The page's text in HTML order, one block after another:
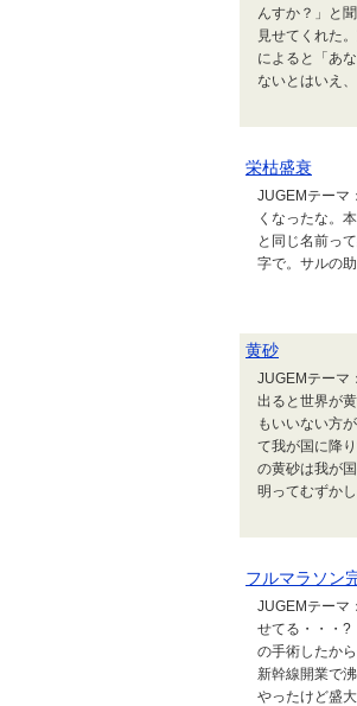
んすか？」と
見せてくれた
によると「あ
ないとはいえ
栄枯盛衰
JUGEMテーマ
くなったな。
と同じ名前っ
字で。サルの助
黄砂
JUGEMテーマ
出ると世界が
もいいない方
て我が国に降
の黄砂は我が
明ってむずか
フルマラソン
JUGEMテーマ
せてる・・・
の手術したか
新幹線開業で
やったけど盛